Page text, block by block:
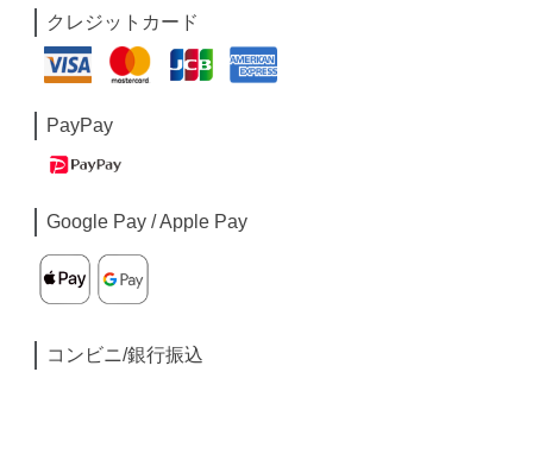
クレジットカード
PayPay
Google Pay / Apple Pay
コンビニ/銀行振込